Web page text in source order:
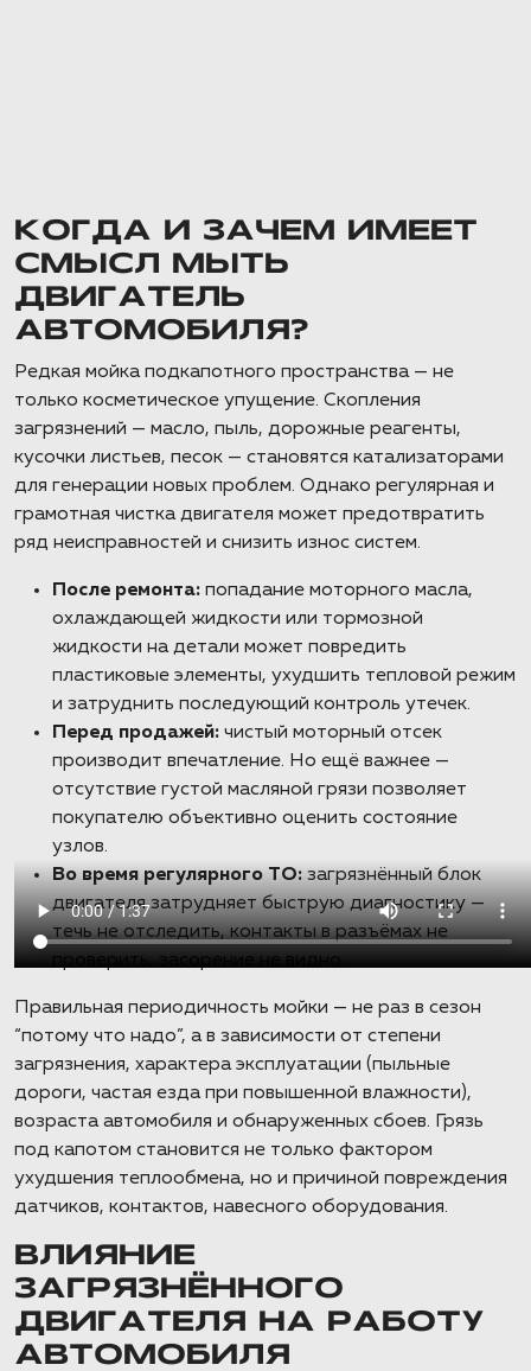
КОГДА И ЗАЧЕМ ИМЕЕТ
СМЫСЛ МЫТЬ
ДВИГАТЕЛЬ
АВТОМОБИЛЯ?
Редкая мойка подкапотного пространства — не
только косметическое упущение. Скопления
загрязнений — масло, пыль, дорожные реагенты,
кусочки листьев, песок — становятся катализаторами
для генерации новых проблем. Однако регулярная и
грамотная чистка двигателя может предотвратить
ряд неисправностей и снизить износ систем.
После ремонта: попадание моторного масла,
охлаждающей жидкости или тормозной
жидкости на детали может повредить
пластиковые элементы, ухудшить тепловой режим
и затруднить последующий контроль утечек.
Перед продажей: чистый моторный отсек
производит впечатление. Но ещё важнее —
отсутствие густой масляной грязи позволяет
покупателю объективно оценить состояние
узлов.
Во время регулярного ТО: загрязнённый блок
двигателя затрудняет быструю диагностику —
течь не отследить, контакты в разъёмах не
проверить, засорение не видно.
Правильная периодичность мойки — не раз в сезон
“потому что надо”, а в зависимости от степени
загрязнения, характера эксплуатации (пыльные
дороги, частая езда при повышенной влажности),
возраста автомобиля и обнаруженных сбоев. Грязь
под капотом становится не только фактором
ухудшения теплообмена, но и причиной повреждения
датчиков, контактов, навесного оборудования.
ВЛИЯНИЕ
ЗАГРЯЗНЁННОГО
ДВИГАТЕЛЯ НА РАБОТУ
АВТОМОБИЛЯ